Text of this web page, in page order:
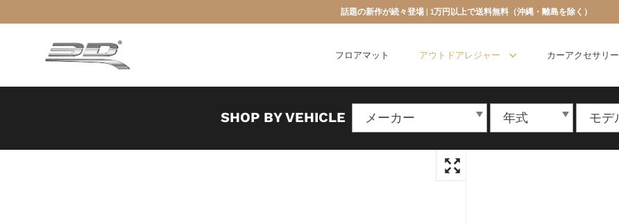
フロアマット アウトドアレジャー カーアクセサリー
話題の新作が続々登場 | 1万円以上で送料無料（沖縄・離島を除く）
SHOP BY VEHICLE